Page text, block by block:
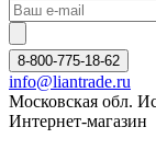
8-800-775-18-62
info@liantrade.ru
Московская обл.
Интернет-магазин